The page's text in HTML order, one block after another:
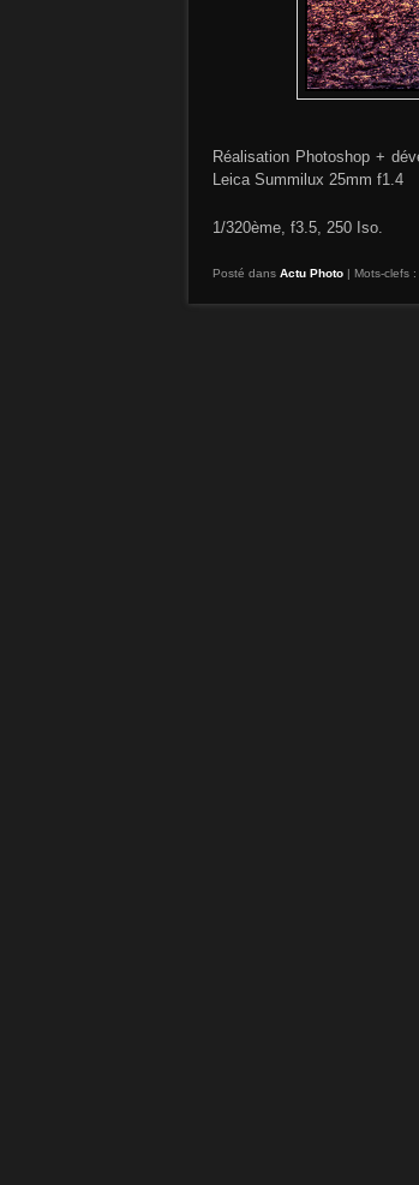
Réalisation Photoshop +
Leica Summilux 25mm f1.4
1/320ème, f3.5, 250 Iso.
Posté dans Actu Photo | Mots-clefs :